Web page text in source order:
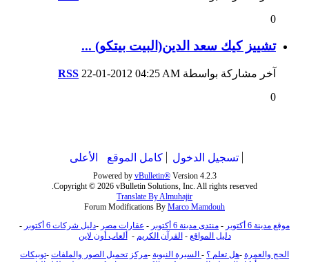
0
تشييز كيك سعد الدين(البيت بيتكو) ...
آخر مشاركة بواسطة RSS 22-01-2012 04:25 AM
0
تسجيل الدخول كامل الموقع الأعلى
Powered by vBulletin®Version 4.2.3
Copyright © 2026 vBulletin Solutions, Inc. All rights reserved.
Translate By Almuhajir
Forum Modifications By Marco Mamdouh
موقع مدينة 6 أكتوبر
- منتدى مدينة 6 أكتوبر - عقارات مصر -دليل شركات 6 أكتوبر
-
دليل المواقع -القرآن الكريم -ألعاب أون لاين
الحج والعمرة -هل تعلم ؟ - السيرة النبوية -مركز تحميل الصور والملفات -توبيكات